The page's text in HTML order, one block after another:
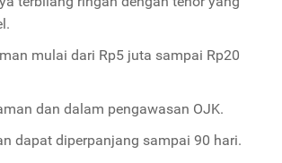
mulai dari Rp5 juta sampai Rp20
dan dalam pengawasan OJK.
dapat diperpanjang sampai 90 hari.